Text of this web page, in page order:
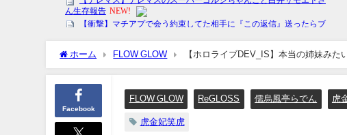
ホーム FLOW GLOW
【ホロライブDEV_IS】本当の姉妹みた
（サウナロケの約束も!?）
Facebook
FLOW GLOW ReGLOSS 儒烏風亭らでん 虎
虎金妃笑虎